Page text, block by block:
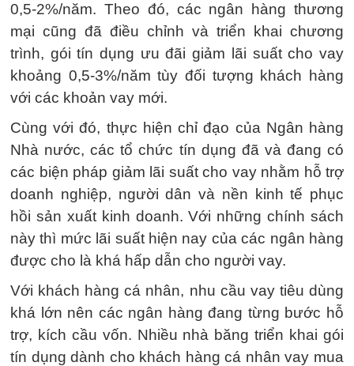
0,5-2%/năm. Theo đó, các ngân hàng thương
mại cũng đã điều chỉnh và triển khai chương
trình, gói tín dụng ưu đãi giảm lãi suất cho vay
khoảng 0,5-3%/năm tùy đối tượng khách hàng
với các khoản vay mới.
Cùng với đó, thực hiện chỉ đạo của Ngân hàng
Nhà nước, các tổ chức tín dụng đã và đang có
các biện pháp giảm lãi suất cho vay nhằm hỗ trợ
doanh nghiệp, người dân và nền kinh tế phục
hồi sản xuất kinh doanh. Với những chính sách
này thì mức lãi suất hiện nay của các ngân hàng
được cho là khá hấp dẫn cho người vay.
Với khách hàng cá nhân, nhu cầu vay tiêu dùng
khá lớn nên các ngân hàng đang từng bước hỗ
trợ, kích cầu vốn. Nhiều nhà băng triển khai gói
tín dụng dành cho khách hàng cá nhân vay mua